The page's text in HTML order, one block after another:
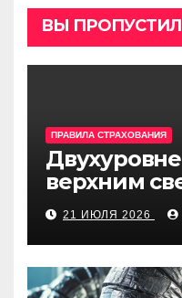
ВЫ
ПРАВИЛА СТРАХОВАНИЯ
верхним
в готовом
комплексе
21 ИЮЛЯ 2026